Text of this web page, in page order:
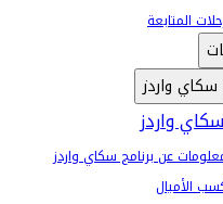
المتابعة
سكاي واردز
واردز
عن برنامج سكاي واردز
الأميال